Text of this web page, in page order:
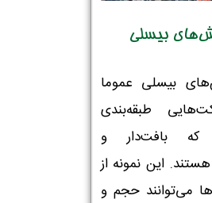
بیسلی
بیسلی عموما
طبقه‌بندی
که بافت‌دار و
این نمونه از
می‌توانند حجم و